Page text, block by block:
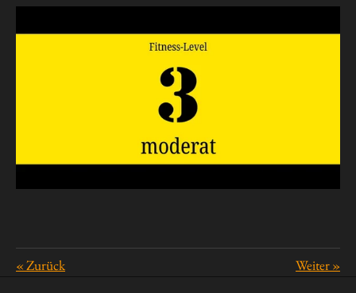
«Zurück Weiter»